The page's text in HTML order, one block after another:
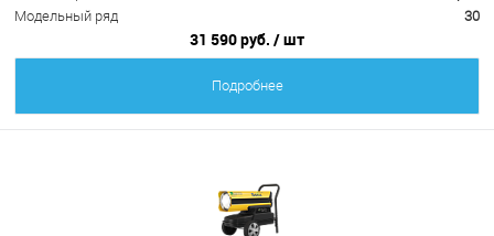
Модельный ряд
30
31 590 руб. / шт
Подробнее